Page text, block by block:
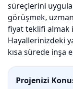
süreçlerini
görüşmek,
fiyat teklifi almak
Hayallerinizdeki
kısa sürede inşa
Projenizi